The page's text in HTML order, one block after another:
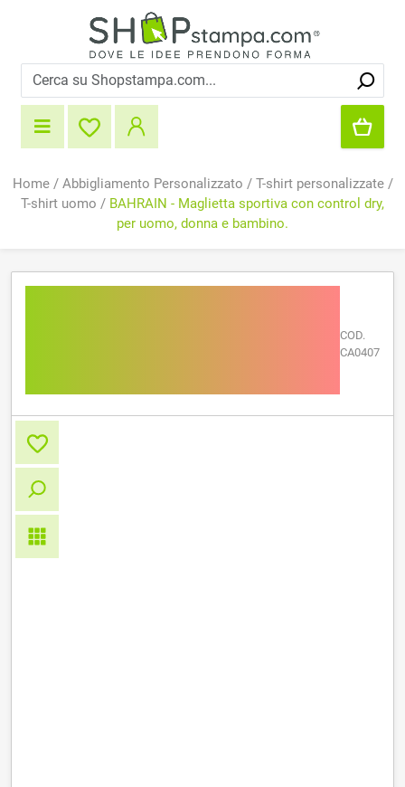
Home/ Abbigliamento Personalizzato / T-shirt personalizzate/
T-shirt uomo / BAHRAIN - Maglietta sportiva con control dry,
per uomo, donna e bambino.
COD.
CA0407